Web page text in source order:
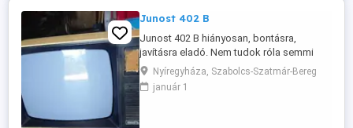
Junost 402 B
Junost 402 B hiányosan, bontásra,
javításra eladó. Nem tudok róla semmi
továbbit... Megtekinthető Nyíregyháza.
Posta megoldható, banki előreutalással,
banki befizetéssel, Magyar Posta
Nyíregyháza, Szabolcs-Szatmár-Bereg
január 1